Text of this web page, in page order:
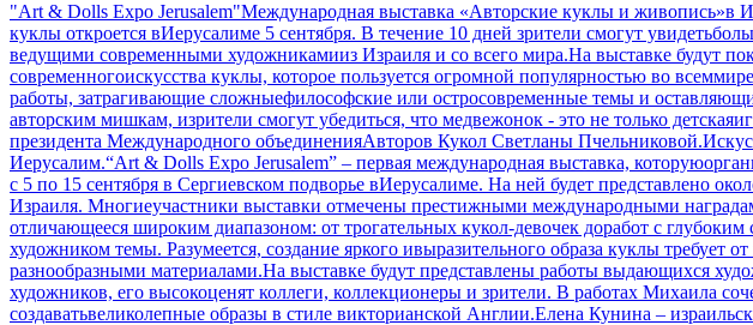
"Art & Dolls Expo Jerusalem"Международная выставка «Авторские куклы и живопись»в
куклы откроется вИерусалиме 5 сентября. В течение 10 дней зрители смогут
ведущими современными художникамииз Израиля и со всего мира.На выставке будут
современногоискусства куклы, которое пользуется огромной популярностью во
работы, затрагивающие сложныефилософские или остросовременные темы и
авторским мишкам, изрители смогут убедиться, что медвежонок - это не только
президента Международного объединенияАвторов Кукол Светланы
Иерусалим.“Art & Dolls Expo Jerusalem” – первая международная выставка,
с 5 по 15 сентября в Сергиевском подворье вИерусалиме. На ней будет представлено
Израиля. Многиеучастники выставки отмечены престижными международными
отличающееся широким диапазоном: от трогательных кукол-девочек доработ с
художником темы. Разумеется, создание яркого ивыразительного образа куклы
разнообразными материалами.На выставке будут представлены работы выдающихся
художников, его высокоценят коллеги, коллекционеры и зрители. В работах Михаила
создаватьвеликолепные образы в стиле викторианской Англии.Елена Кунина –